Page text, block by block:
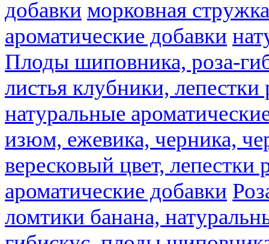
добавки морковная стружка
ароматические добавки
Плоды шиповника, роза-
листья клубники,
натуральные
изюм, ежевика, черника,
вересковый цвет, лепестки
ароматические добавки
ломтики банана,